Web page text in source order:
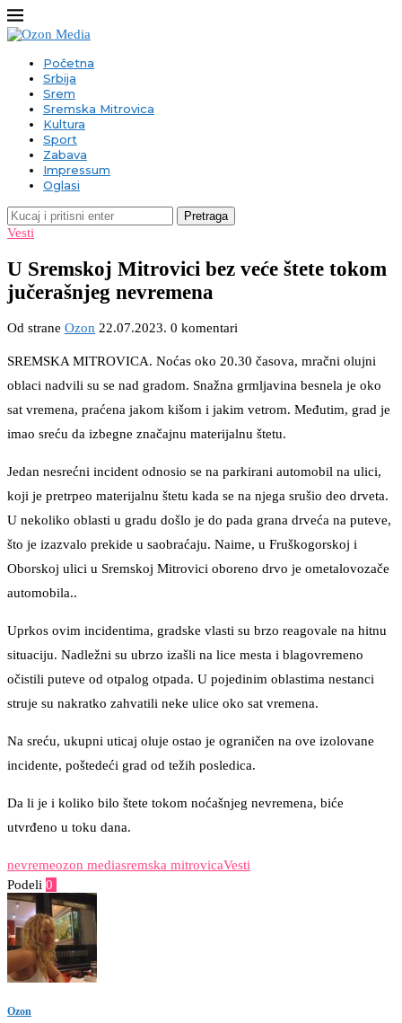
Početna
Srbija
Srem
Sremska Mitrovica
Kultura
Sport
Zabava
Impressum
Oglasi
Pretraga
Vesti
U Sremskoj Mitrovici bez veće štete tokom
jučerašnjeg nevremena
Od strane Ozon 22.07.2023. 0 komentari
SREMSKA MITROVICA. Noćas oko 20.30 časova, mračni olujni
oblaci nadvili su se nad gradom. Snažna grmljavina besnela je oko
sat vremena, praćena jakom kišom i jakim vetrom. Međutim, grad je
imao sreću da izbegne značajnu materijalnu štetu.
Jedan nesrećni incident odnosio se na parkirani automobil na ulici,
koji je pretrpeo materijalnu štetu kada se na njega srušio deo drveta.
U nekoliko oblasti u gradu došlo je do pada grana drveća na puteve,
što je izazvalo prekide u saobraćaju. Naime, u Fruškogorskoj i
Oborskoj ulici u Sremskoj Mitrovici oboreno drvo je ometalovozače
automobila..
Uprkos ovim incidentima, gradske vlasti su brzo reagovale na hitnu
situaciju. Nadležni su ubrzo izašli na lice mesta i blagovremeno
očistili puteve od otpalog otpada. U pojedinim oblastima nestanci
struje su nakratko zahvatili neke ulice oko sat vremena.
Na sreću, ukupni uticaj oluje ostao je ograničen na ove izolovane
incidente, poštedeći grad od težih posledica.
Da li je i koliko bilo štete tokom noćašnjeg nevremena, biće
utvrđeno u toku dana.
nevremeozon mediasremska mitrovicaVesti
Podeli 0
Ozon